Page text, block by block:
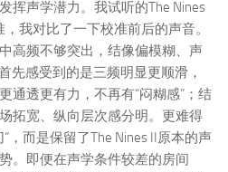
挥声学潜力。我试听的The Nines
我对比了一下校准前后的声音。
高频不够突出，结像偏模糊、声
先感受到的是三频明显更顺滑，
通透更有力，不再有“闷糊感”；结
拓宽、纵向层次感分明。更难得
，而是保留了The Nines II原本的声
。即便在声学条件较差的房间